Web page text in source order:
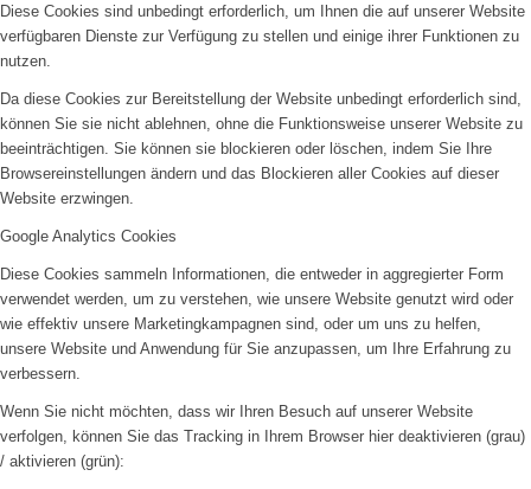
Diese Cookies sind unbedingt erforderlich, um Ihnen die auf unserer Website
verfügbaren Dienste zur Verfügung zu stellen und einige ihrer Funktionen zu
nutzen.
Da diese Cookies zur Bereitstellung der Website unbedingt erforderlich sind,
können Sie sie nicht ablehnen, ohne die Funktionsweise unserer Website zu
beeinträchtigen. Sie können sie blockieren oder löschen, indem Sie Ihre
Browsereinstellungen ändern und das Blockieren aller Cookies auf dieser
Website erzwingen.
Google Analytics Cookies
Diese Cookies sammeln Informationen, die entweder in aggregierter Form
verwendet werden, um zu verstehen, wie unsere Website genutzt wird oder
wie effektiv unsere Marketingkampagnen sind, oder um uns zu helfen,
unsere Website und Anwendung für Sie anzupassen, um Ihre Erfahrung zu
verbessern.
Wenn Sie nicht möchten, dass wir Ihren Besuch auf unserer Website
verfolgen, können Sie das Tracking in Ihrem Browser hier deaktivieren (grau)
/ aktivieren (grün):